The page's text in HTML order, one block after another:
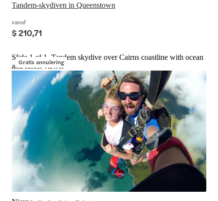
Tandem-skydiven in Queenstown
vanaf
$ 210,71
Gratis annulering
Slide 1 of 1, Tandem skydive over Cairns coastline with ocean
and forest views.